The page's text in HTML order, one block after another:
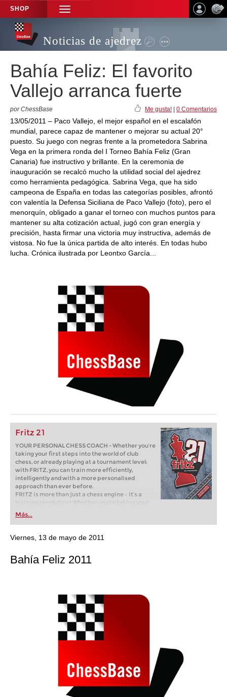
SHOP
TOGGLE
NAVIGATION
Noticias de ajedrez
Bahía Feliz: El favorito
Vallejo arranca fuerte
por ChessBase Me gusta! 0 Comentarios
13/05/2011 – Paco Vallejo, el mejor español en el escalafón
mundial, parece capaz de mantener o mejorar su actual 20°
puesto. Su juego con negras frente a la prometedora Sabrina
Vega en la primera ronda del I Torneo Bahía Feliz (Gran
Canaria) fue instructivo y brillante. En la ceremonia de
inauguración se recalcó mucho la utilidad social del ajedrez
como herramienta pedagógica. Sabrina Vega, que ha sido
campeona de España en todas las categorías posibles, afrontó
con valentía la Defensa Siciliana de Paco Vallejo (foto), pero el
menorquín, obligado a ganar el torneo con muchos puntos para
mantener su alta cotización actual, jugó con gran energía y
precisión, hasta firmar una victoria muy instructiva, además de
vistosa. No fue la única partida de alto interés. En todas hubo
lucha. Crónica ilustrada por Leontxo García...
Fritz 21
YOUR PERSONAL CHESS COACH - Whether you’re
taking your first steps into the world of club
chess, or already playing at a tournament level:
with FRITZ, you can train more efficiently,
intelligently and with a more personalised
approach than ever before.
FRITZ is more than just a chess engine – it’s a
training revolution! Whether you’re taking your
first steps into the world of club chess, or already
playing at a tournament level: with FRITZ, you can
train more efficiently, intelligently and with a
more personalised approach than ever before.
Más...
Viernes, 13 de mayo de 2011
Bahía Feliz 2011